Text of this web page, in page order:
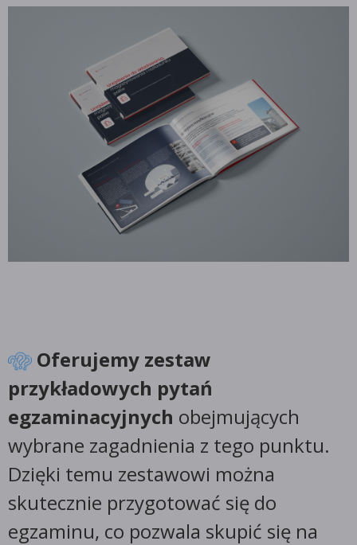
Oferujemy zestaw
przykładowych pytań
egzaminacyjnych obejmujących
wybrane zagadnienia z tego punktu.
Dzięki temu zestawowi można
skutecznie przygotować się do
egzaminu, co pozwala skupić się na